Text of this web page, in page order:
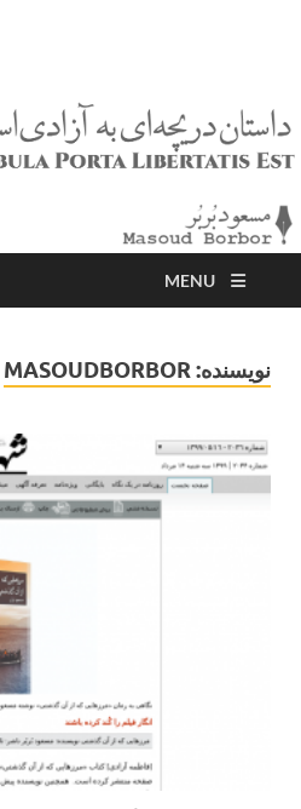
MENU
نویسنده: MASOUDBORBOR